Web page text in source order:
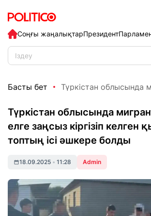
Соңғы жаңалықтарПрезидент
Басты бет Түркістан облысында
Түркістан облысында
елге заңсыз кіргізіп
топтың ісі әшкере болды
18.09.2025 • 11:28 Admin